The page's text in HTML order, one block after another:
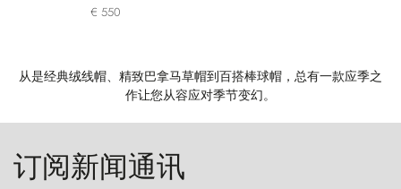
€ 550
从是经典绒线帽、精致巴拿马草帽到百搭棒球帽，总有一款应季之
作让您从容应对季节变幻。
订阅新闻通讯